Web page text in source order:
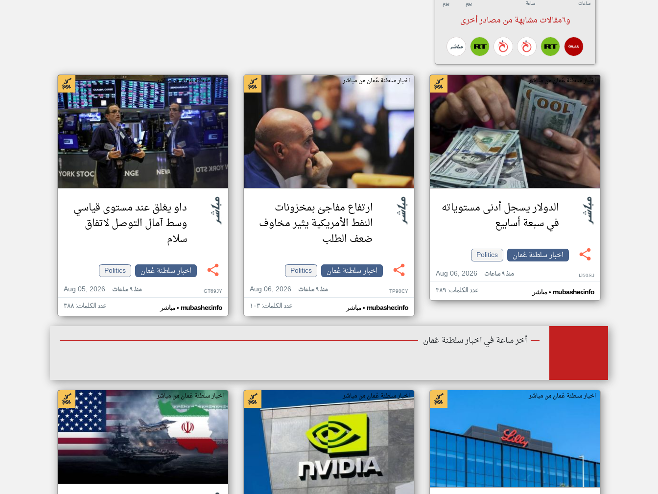
يوم يوم ساعة ساعات
و٦مقالات مشابهة من مصادر أخرى
اخبار سلطنة عُمان من مباشر
الدولار يسجل أدنى مستوياته
في سبعة أسابيع
اخبار سلطنة عُمان
Politics
Aug 06, 2026
منذ ٩ ساعات IJ50SJ
مباشر• mubasher.info عدد الكلمات: ٣٨٩
اخبار سلطنة عُمان من مباشر
ارتفاع مفاجئ بمخزونات
النفط الأمريكية يثير مخاوف
ضعف الطلب
اخبار سلطنة عُمان
Politics
Aug 06, 2026
منذ ٩ ساعات TP90CY
مباشر• mubasher.info عدد الكلمات: ١٠٣
اخبار سلطنة عُمان من مباشر
داو يغلق عند مستوى قياسي
وسط آمال التوصل لاتفاق
سلام
اخبار سلطنة عُمان
Politics
Aug 05, 2026
منذ ٩ ساعات GT69JY
مباشر• mubasher.info عدد الكلمات: ٣٨٨
أخر ساعة في اخبار سلطنة عُمان
اخبار سلطنة عُمان من مباشر اخبار سلطنة عُمان من مباشر اخبار سلطنة عُمان من مباشر